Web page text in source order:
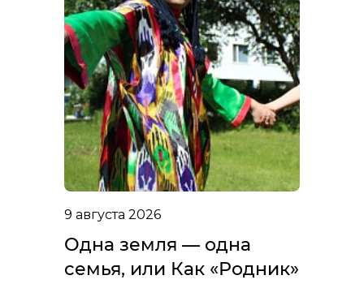
9 августа 2026
Одна земля — одна
семья, или Как «Родник»